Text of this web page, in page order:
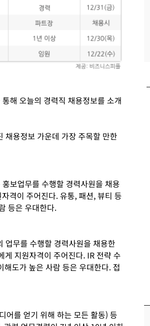
해 오늘의 경력직 채용정보를 소개
용정보 가운데 가장 주목할 만한
보업무를 수행할 경력사원을 채용
격이 주어진다. 유통, 패션, 뷰티 등
등은 우대한다.
업무를 수행할 경력사원을 채용한
게 지원자격이 주어진다. IR 전략 수
도가 높은 사람 등은 우대한다. 접
어를 얻기 위해 하는 모든 활동) 등